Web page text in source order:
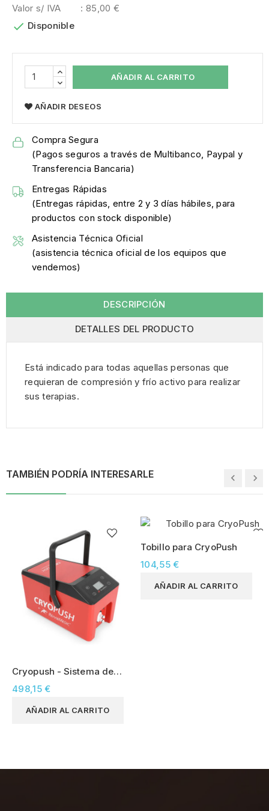
Valor s/ IVA
: 85,00 €
 Disponible
AÑADIR AL CARRITO
AÑADIR DESEOS
Compra Segura
(Pagos seguros a través de Multibanco, Paypal y
Transferencia Bancaria)
Entregas Rápidas
(Entregas rápidas, entre 2 y 3 días hábiles, para
productos con stock disponible)
Asistencia Técnica Oficial
(asistencia técnica oficial de los equipos que
vendemos)
DESCRIPCIÓN
DETALLES DEL PRODUCTO
Está indicado para todas aquellas personas que
requieran de compresión y frío activo para realizar
sus terapias.
TAMBIÉN PODRÍA INTERESARLE
Cryopush - Sistema de
compresión en frío
498,15 €
AÑADIR AL CARRITO
Tobillo para CryoPush
104,55 €
AÑADIR AL CARRITO